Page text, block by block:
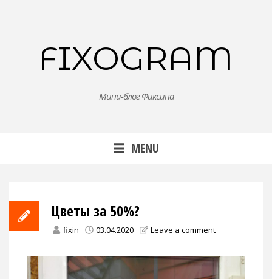
FIXOGRAM
Мини-блог Фиксина
MENU
Цветы за 50%?
fixin 03.04.2020 Leave a comment